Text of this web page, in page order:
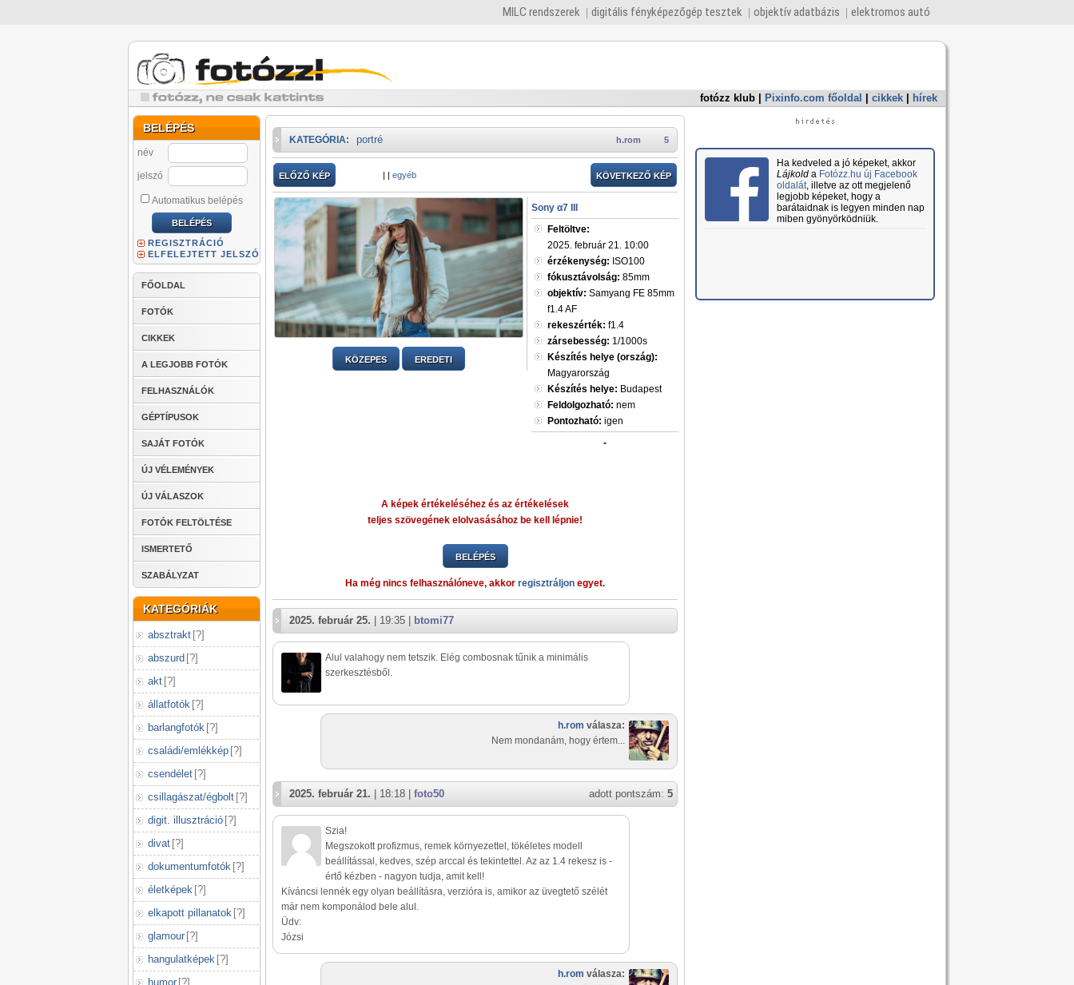
MILC rendszerek digitális fényképezőgép tesztek objektív adatbázis elektromos autó
fotózz klub Pixinfo.com főoldal cikkek hírek
BELÉPÉS
név
jelszó
Automatikus belépés
REGISZTRÁCIÓ
ELFELEJTETT JELSZÓ
FŐOLDAL
FOTÓK
CIKKEK
A LEGJOBB FOTÓK
FELHASZNÁLÓK
GÉPTÍPUSOK
SAJÁT FOTÓK
ÚJ VÉLEMÉNYEK
ÚJ VÁLASZOK
FOTÓK FELTÖLTÉSE
ISMERTETŐ
SZABÁLYZAT
KATEGÓRIÁK
absztrakt [?]
abszurd [?]
akt [?]
állatfotók [?]
barlangfotók [?]
családi/emlékkép [?]
csendélet [?]
csillagászat/égbolt [?]
digit. illusztráció [?]
divat [?]
dokumentumfotók [?]
életképek [?]
elkapott pillanatok [?]
glamour [?]
hangulatképek [?]
humor [?]
5
h.rom
KATEGÓRIA: portré
ELŐZŐ KÉP | | egyéb KÖVETKEZŐ KÉP
KÖZEPES EREDETI
Sony α7 III
Feltöltve:
2025. február 21. 10:00
érzékenység: ISO100
fókusztávolság: 85mm
objektív: Samyang FE 85mm
f1.4 AF
rekeszérték: f1.4
zársebesség: 1/1000s
Készítés helye (ország):
Magyarország
Készítés helye: Budapest
Feldolgozható: nem
Pontozható: igen
-
A képek értékeléséhez és az értékelések
teljes szövegének elolvasásához be kell lépnie!
BELÉPÉS
Ha még nincs felhasználóneve, akkor regisztráljon egyet.
2025. február 25. | 19:35 | btomi77
Alul valahogy nem tetszik. Elég combosnak tűnik a minimális
szerkesztésből.
h.rom válasza:
Nem mondanám, hogy értem...
adott pontszám: 5
2025. február 21. | 18:18 | foto50
Szia!
Megszokott profizmus, remek környezettel, tökéletes modell
beállítással, kedves, szép arccal és tekintettel. Az az 1.4 rekesz is -
értő kézben - nagyon tudja, amit kell!
Kíváncsi lennék egy olyan beállításra, verzióra is, amikor az üvegtető szélét
már nem komponálod bele alul.
Üdv:
Józsi
h.rom válasza:
Ha kedveled a jó képeket, akkor
Lájkolda Fotózz.hu új Facebook
oldalát, illetve az ott megjelenő
legjobb képeket, hogy a
barátaidnak is legyen minden nap
miben gyönyörködniük.